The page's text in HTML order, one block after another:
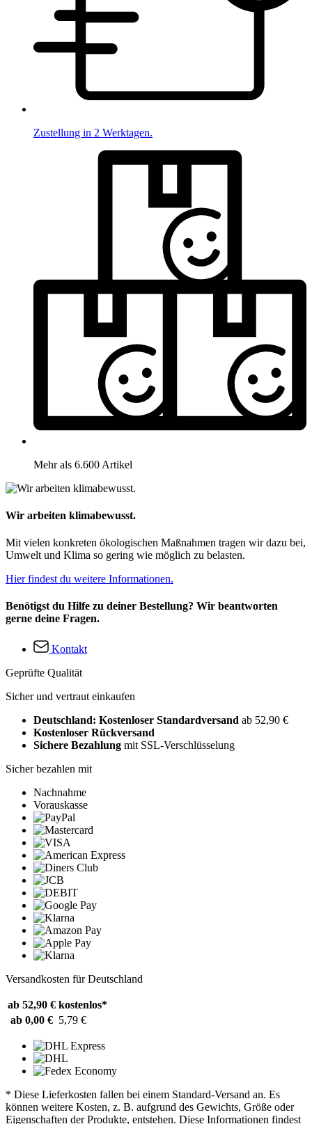
Zustellung in 2 Werktagen.
Mehr als 6.600 Artikel
Wir arbeiten klimabewusst.
Mit vielen konkreten ökologischen Maßnahmen tragen wir dazu bei,
Umwelt und Klima so gering wie möglich zu belasten.
Hier findest du weitere Informationen.
Benötigst du Hilfe zu deiner Bestellung? Wir beantworten
gerne deine Fragen.
Kontakt
Geprüfte Qualität
Sicher und vertraut einkaufen
Deutschland: Kostenloser Standardversand ab 52,90 €
Kostenloser Rückversand
Sichere Bezahlung mit SSL-Verschlüsselung
Sicher bezahlen mit
Nachnahme
Vorauskasse
Versandkosten für Deutschland
ab 52,90 € kostenlos*
ab 0,00 € 5,79 €
* Diese Lieferkosten fallen bei einem Standard-Versand an. Es
können weitere Kosten, z. B. aufgrund des Gewichts, Größe oder
Eigenschaften der Produkte, entstehen. Diese Informationen findest